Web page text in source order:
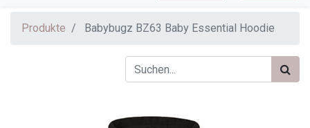
Produkte Babybugz BZ63 Baby Essential Hoodie